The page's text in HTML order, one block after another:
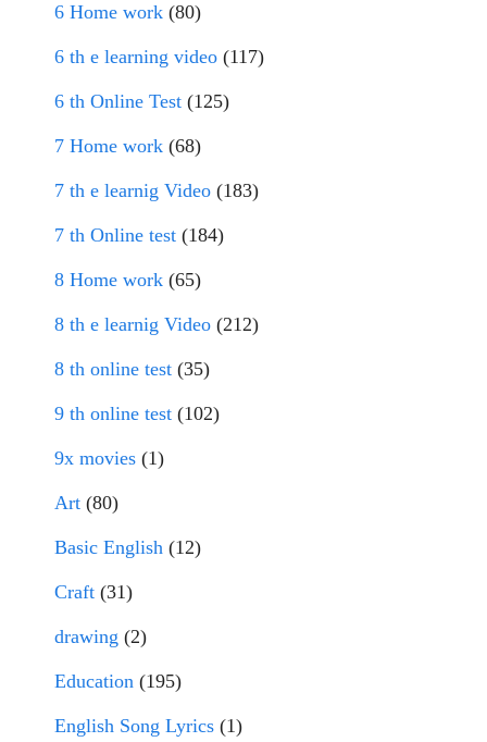
6 Home work (80)
6 th e learning video (117)
6 th Online Test (125)
7 Home work (68)
7 th e learnig Video (183)
7 th Online test (184)
8 Home work (65)
8 th e learnig Video (212)
8 th online test (35)
9 th online test (102)
9x movies (1)
Art (80)
Basic English (12)
Craft (31)
drawing (2)
Education (195)
English Song Lyrics (1)